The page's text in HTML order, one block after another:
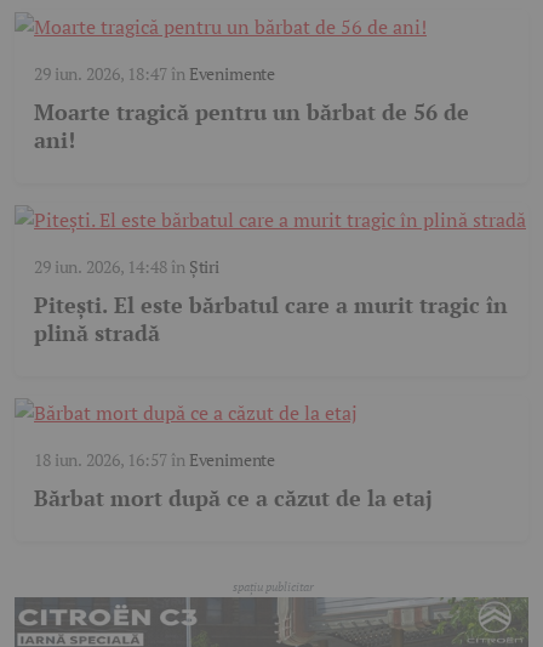
29 iun. 2026, 18:47în Evenimente
Moarte tragică pentru un bărbat de 56 de
ani!
29 iun. 2026, 14:48în Știri
Pitești. El este bărbatul care a murit tragic în
plină stradă
18 iun. 2026, 16:57în Evenimente
Bărbat mort după ce a căzut de la etaj